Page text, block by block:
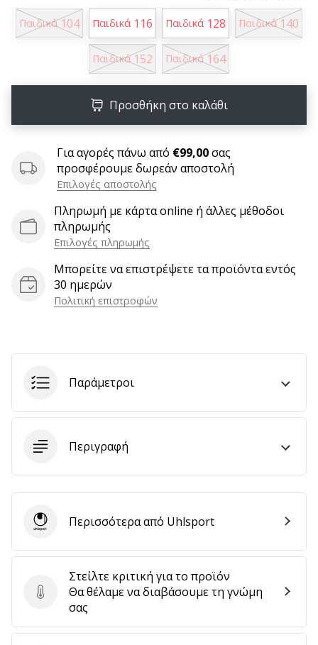
Γίνετε
πρεσβευτής
Είσαι
του
χάντμπολ
Γίνε
πρεσβευτής/
της
μάρκας
όλων
άρθρων
Παιδικά 104 Παιδικά 116 Παιδικά 128 Παιδικά 140
Παιδικά 152 Παιδικά 164
Προσθήκη στο καλάθι
Για αγορές πάνω από €99,00σας
προσφέρουμε δωρεάν αποστολή
Επιλογές αποστολής
Πληρωμή με κάρτα online ή άλλες μέθοδοι
πληρωμής
Επιλογές πληρωμής
Μπορείτε να επιστρέψετε τα προϊόντα εντός
30 ημερών
Πολιτική επιστροφών
Παράμετροι
Περιγραφή
Στείλτε κριτική για το προϊόν
Στείλτε κριτική για το προϊόν
Θα θέλαμε να διαβάσουμε τη γνώμη
σας
UhlsportΠερισσότερα από Uhlsport